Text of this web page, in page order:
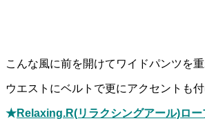
こんな風に前を開けてワイドパンツを
ウエストにベルトで更にアクセントも付
★Relaxing.R(リラクシングアール)ロー